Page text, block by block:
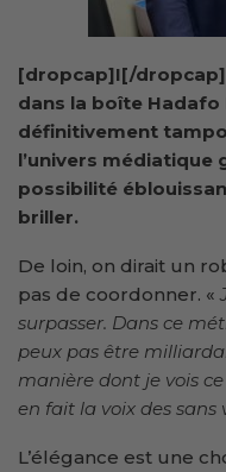
[dropcap]I[/
dans la boîte Hadafo
définitivement
l’univers médiatique
possibilité
briller.
De loin, on dirait un
pas de coordonner. «
surpasser. Dans ce
peux pas être
manière dont je vois
en fait la voix des sans
L’élégance est une